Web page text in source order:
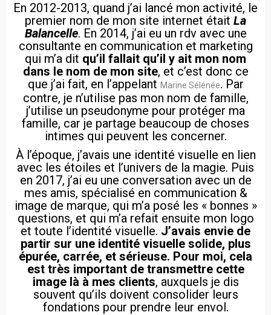
En 2012-2013, quand j’ai lancé mon activité, le
premier nom de mon site internet était La
Balancelle. En 2014, j’ai eu un rdv avec une
consultante en communication et marketing
qui m’a dit qu’il fallait qu’il y ait mon nom
dans le nom de mon site, et c’est donc ce
que j’ai fait, en l’appelant Marine Sélénée. Par
contre, je n’utilise pas mon nom de famille,
j’utilise un pseudonyme pour protéger ma
famille, car je partage beaucoup de choses
intimes qui peuvent les concerner.
À l’époque, j’avais une identité visuelle en lien
avec les étoiles et l’univers de la magie. Puis
en 2017, j’ai eu une conversation avec un de
mes amis, spécialisé en communication &
image de marque, qui m’a posé les « bonnes »
questions, et qui m’a refait ensuite mon logo
et toute l’identité visuelle. J’avais envie de
partir sur une identité visuelle solide, plus
épurée, carrée, et sérieuse. Pour moi, cela
est très important de transmettre cette
image là à mes clients, auxquels je dis
souvent qu’ils doivent consolider leurs
fondations pour prendre leur envol.